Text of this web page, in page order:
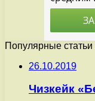
Популярные статьи
26.10.2019
Чизкейк